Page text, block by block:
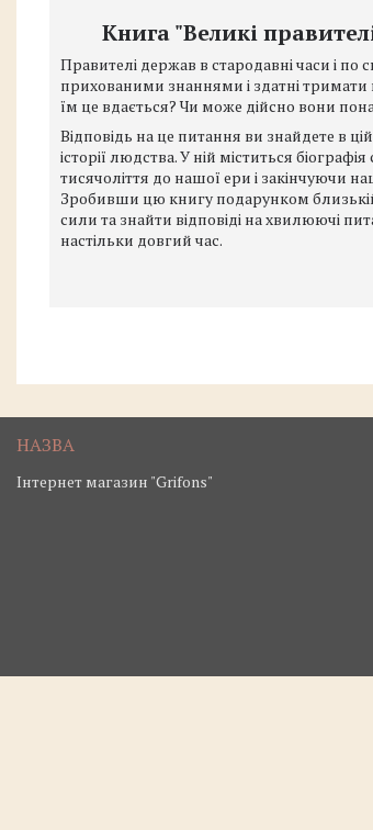
Книга "Великі
Правителі держав в стародавні часи і
прихованими знаннями і здатні тримати
їм це вдається? Чи може дійсно вони
Відповідь на це питання ви знайдете в
історії людства. У ній міститься
тисячоліття до нашої ери і закінчуючи
Зробивши цю книгу подарунком
сили та знайти відповіді на хвилюючі
настільки довгий час.
Інтернет магазин "Grifons"